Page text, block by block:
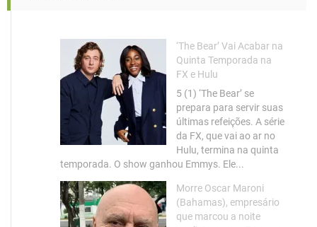
‘The Bear’ Vai Acabar na
Quinta Temporada na
FX e Hulu
5 (1) ‘The Bear’ se
prepara para servir suas
últimas refeições. A série
da FX, que vai ao ar no
Hulu, termina na quinta
temporada. O show ganhou Emmys. Ele...
Morre Oscar Maroni
(Bahamas), empresário
que marcou a noite